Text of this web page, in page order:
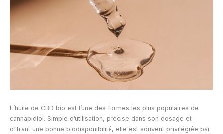
L’huile de CBD bio est l’une des formes les plus populaires de
cannabidiol. Simple d’utilisation, précise dans son dosage et
offrant une bonne biodisponibilité, elle est souvent privilégiée par